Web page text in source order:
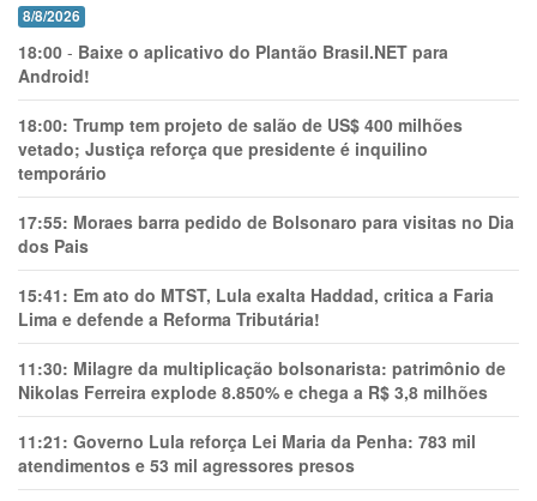
8/8/2026
18:00 - Baixe o aplicativo do Plantão Brasil.NET para
Android!
18:00: Trump tem projeto de salão de US$ 400 milhões
vetado; Justiça reforça que presidente é inquilino
temporário
17:55: Moraes barra pedido de Bolsonaro para visitas no Dia
dos Pais
15:41: Em ato do MTST, Lula exalta Haddad, critica a Faria
Lima e defende a Reforma Tributária!
11:30: Milagre da multiplicação bolsonarista: patrimônio de
Nikolas Ferreira explode 8.850% e chega a R$ 3,8 milhões
11:21: Governo Lula reforça Lei Maria da Penha: 783 mil
atendimentos e 53 mil agressores presos